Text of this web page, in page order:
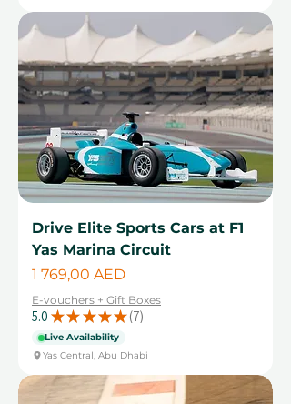
Drive Elite Sports Cars at F1
Yas Marina Circuit
Цена
1 769,00 AED
E-vouchers + Gift Boxes
5.0 ★ ★ ★ ★ ★ 7
7
Live Availability
Yas Central, Abu Dhabi